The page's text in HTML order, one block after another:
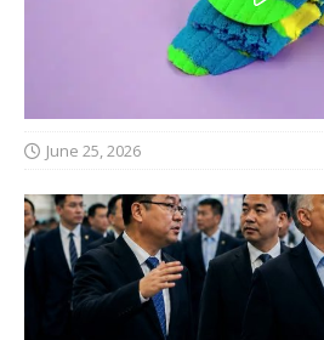
June 25, 2026